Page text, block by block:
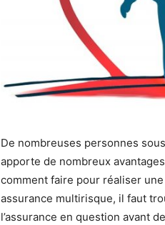
De nombreuses personnes
apporte de nombreux
comment faire pour réaliser
assurance multirisque, il faut
l’assurance en question avant